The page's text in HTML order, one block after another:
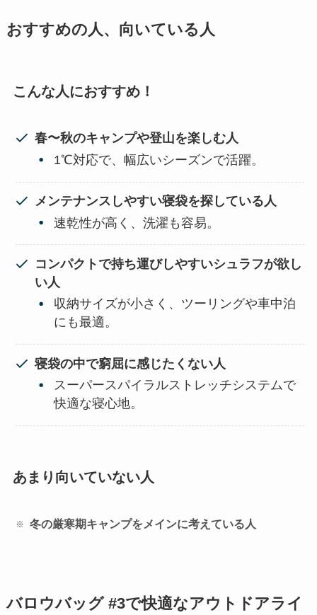
おすすめの人、向いている人
こんな人におすすめ！
春〜秋のキャンプや登山を楽しむ人
1℃対応で、幅広いシーズンで活躍。
メンテナンスしやすい寝袋を探している人
速乾性が高く、洗濯も容易。
コンパクトで持ち運びしやすいシュラフが欲し
い人
収納サイズが小さく、ツーリングや車中泊
にも最適。
寝袋の中で窮屈に感じたくない人
スーパースパイラルストレッチシステムで
快適な寝心地。
あまり向いていない人
冬の厳寒期キャンプをメインに考えている人
バロウバッグ #3で快適なアウトドアライ